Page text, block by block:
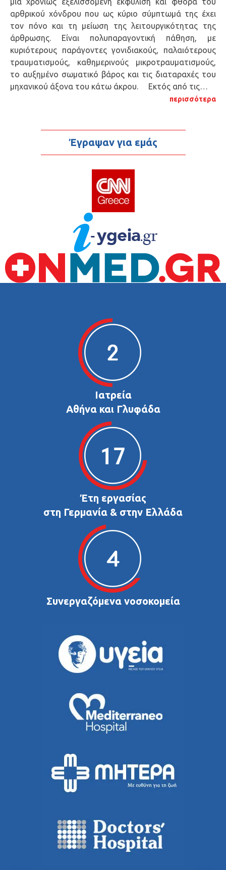
αρθρικού χόνδρου που ως κύριο σύμπτωμά της έχει
τον πόνο και τη μείωση της λειτουργικότητας της
άρθρωσης. Είναι πολυπαραγοντική πάθηση, με
κυριότερους παράγοντες γονιδιακούς, παλαιότερους
τραυματισμούς, καθημερινούς μικροτραυματισμούς,
το αυξημένο σωματικό βάρος και τις διαταραχές του
μηχανικού άξονα του κάτω άκρου. Εκτός από τις…
περισσότερα
Έγραψαν για εμάς
Ιατρεία
Αθήνα και Γλυφάδα
Έτη εργασίας
στη Γερμανία & στην Ελλάδα
Συνεργαζόμενα νοσοκομεία